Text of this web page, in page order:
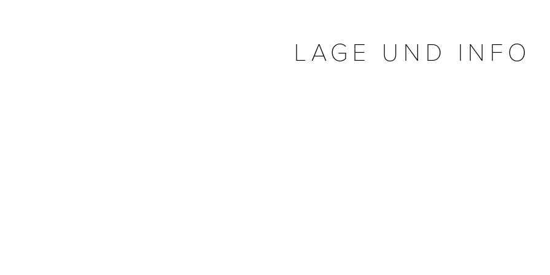
LAGE UND INFO